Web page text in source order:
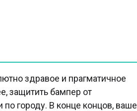
здравое и прагматичное
защитить бампер от
городу. В конце концов, ваше